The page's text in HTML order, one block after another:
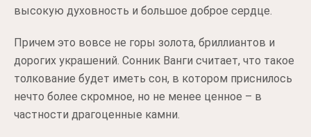
высокую духовность и большое доброе сердце.
Причем это вовсе не горы золота, бриллиантов и
дорогих украшений. Сонник Ванги считает, что такое
толкование будет иметь сон, в котором приснилось
нечто более скромное, но не менее ценное – в
частности драгоценные камни.